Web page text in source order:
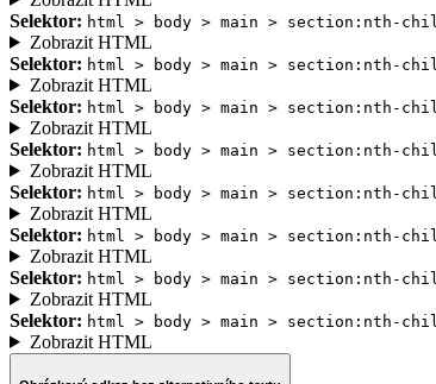
Selektor: html > body > main > section:nth-
Zobrazit HTML
Selektor: html > body > main > section:nth-
Zobrazit HTML
Selektor: html > body > main > section:nth-
Zobrazit HTML
Selektor: html > body > main > section:nth-
Zobrazit HTML
Selektor: html > body > main > section:nth-
Zobrazit HTML
Selektor: html > body > main > section:nth-
Zobrazit HTML
Selektor: html > body > main > section:nth-
Zobrazit HTML
Selektor: html > body > main > section:nth-
Zobrazit HTML